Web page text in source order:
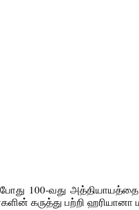
100-வது
கருத்து பற்றி